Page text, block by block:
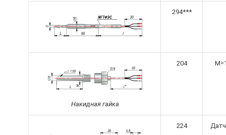
294***
Накидная гайка
204
224